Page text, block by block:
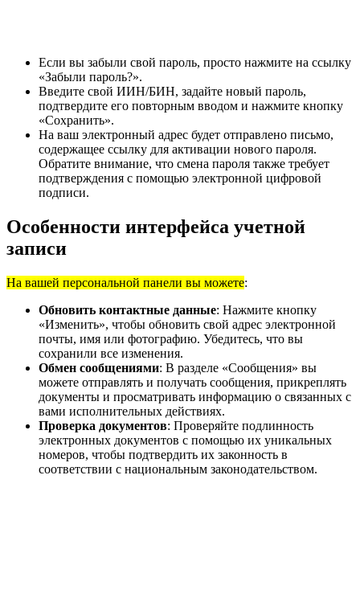
Если вы забыли свой пароль, просто нажмите на ссылку
«Забыли пароль?».
Введите свой ИИН/БИН, задайте новый пароль,
подтвердите его повторным вводом и нажмите кнопку
«Сохранить».
На ваш электронный адрес будет отправлено письмо,
содержащее ссылку для активации нового пароля.
Обратите внимание, что смена пароля также требует
подтверждения с помощью электронной цифровой
подписи.
Особенности интерфейса учетной
записи
На вашей персональной панели вы можете:
Обновить контактные данные: Нажмите кнопку
«Изменить», чтобы обновить свой адрес электронной
почты, имя или фотографию. Убедитесь, что вы
сохранили все изменения.
Обмен сообщениями: В разделе «Сообщения» вы
можете отправлять и получать сообщения, прикреплять
документы и просматривать информацию о связанных с
вами исполнительных действиях.
Проверка документов: Проверяйте подлинность
электронных документов с помощью их уникальных
номеров, чтобы подтвердить их законность в
соответствии с национальным законодательством.